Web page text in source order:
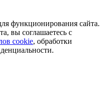
функционирования сайта.
вы соглашаетесь с
cookie, обработки